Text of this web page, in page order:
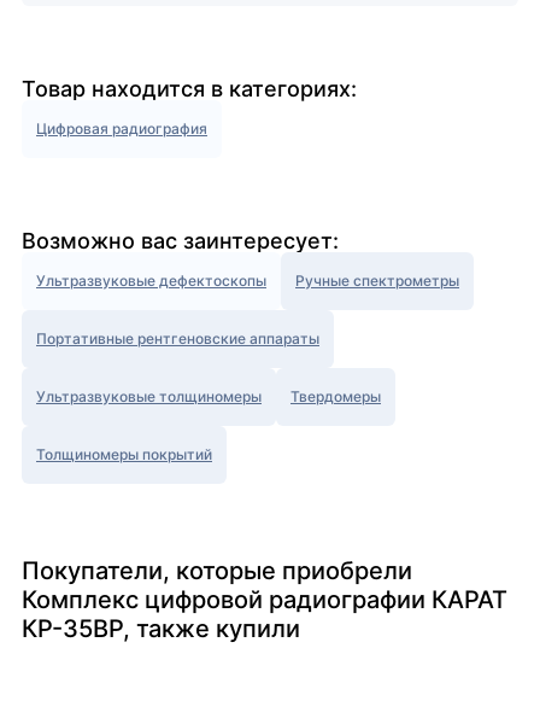
Товар находится в категориях:
Цифровая радиография
Возможно вас заинтересует:
Ультразвуковые дефектоскопы Ручные спектрометры
Портативные рентгеновские аппараты
Ультразвуковые толщиномеры Твердомеры
Толщиномеры покрытий
Покупатели, которые приобрели
Комплекс цифровой радиографии КАРАТ
КР-35ВР, также купили